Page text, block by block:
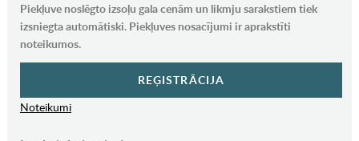
Piekļuve noslēgto izsoļu gala cenām un likmju sarakstiem tiek
izsniegta automātiski. Piekļuves nosacījumi ir aprakstīti
noteikumos.
REĢISTRĀCIJA
Noteikumi